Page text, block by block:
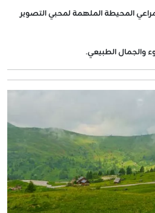
المحيطة الملهمة لمحبي التصوير
والجمال الطبيعي.